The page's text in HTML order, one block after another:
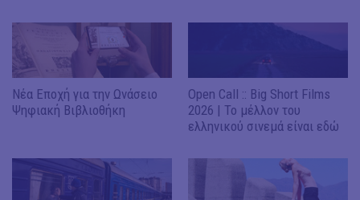
Νέα Εποχή για την Ωνάσειο
Ψηφιακή Βιβλιοθήκη
Open Call :: Βig Short Films
2026 | To μέλλον του
ελληνικού σινεμά είναι εδώ